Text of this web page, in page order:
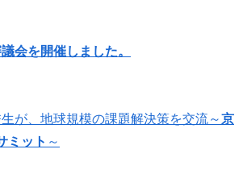
会を開催しました。
が、地球規模の課題解決策を交流～京
ミット ～